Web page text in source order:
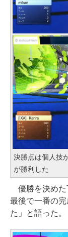
決勝点は個人技
が勝利した
優勝を決めた
最後で一番の
た」と語った。